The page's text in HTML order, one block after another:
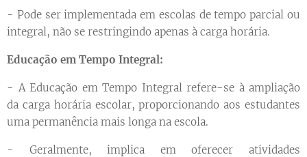
- Pode ser implementada em escolas de tempo parcial ou
integral, não se restringindo apenas à carga horária.
Educação em Tempo Integral:
- A Educação em Tempo Integral refere-se à ampliação
da carga horária escolar, proporcionando aos estudantes
uma permanência mais longa na escola.
- Geralmente, implica em oferecer atividades